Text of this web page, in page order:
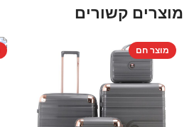
מוצרים קשורים
מוצר חם